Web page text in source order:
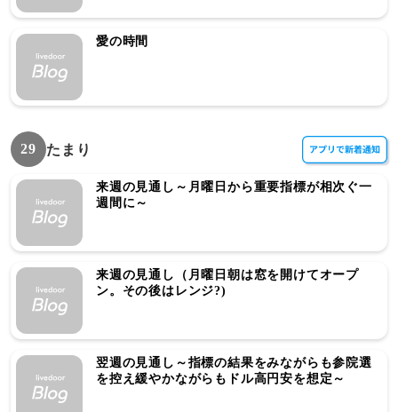
愛の時間
29 たまり
来週の見通し～月曜日から重要指標が相次ぐ一
週間に～
来週の見通し（月曜日朝は窓を開けてオープ
ン。その後はレンジ?)
翌週の見通し～指標の結果をみながらも参院選
を控え緩やかながらもドル高円安を想定～